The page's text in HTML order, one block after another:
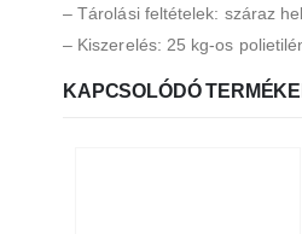
– Tárolási feltételek: száraz
– Kiszerelés: 25 kg-os
KAPCSOLÓDÓ